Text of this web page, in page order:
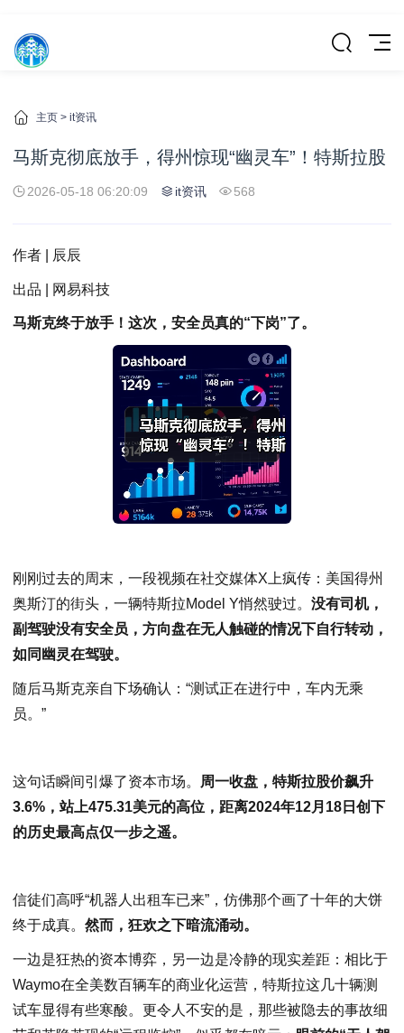
主页 > it资讯
马斯克彻底放手，得州惊现“幽灵车”！特斯拉股
2026-05-18 06:20:09 it资讯 568
作者 | 辰辰
出品 | 网易科技
马斯克终于放手！这次，安全员真的“下岗”了。
刚刚过去的周末，一段视频在社交媒体X上疯传：美国得州
奥斯汀的街头，一辆特斯拉Model Y悄然驶过。 没有司机，
副驾驶没有安全员，方向盘在无人触碰的情况下自行转动，
如同幽灵在驾驶。
随后马斯克亲自下场确认：“测试正在进行中，车内无乘
员。”
这句话瞬间引爆了资本市场。
周一收盘，特斯拉股价飙升
3.6%，站上475.31美元的高位，距离2024年12月18日创下
的历史最高点仅一步之遥。
信徒们高呼“机器人出租车已来”，仿佛那个画了十年的大饼
终于成真。 然而，狂欢之下暗流涌动。
一边是狂热的资本博弈，另一边是冷静的现实差距：相比于
Waymo在全美数百辆车的商业化运营，特斯拉这几十辆测
试车显得有些寒酸。更令人不安的是，那些被隐去的事故细